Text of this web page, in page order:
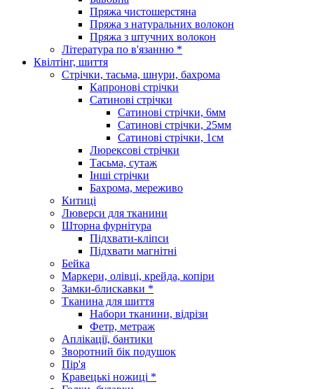
Пряжа чистошерстяна
Пряжа з натуральних волокон
Пряжа з штучних волокон
Література по в'язанню *
Квілтінг, шиття
Стрічки, тасьма, шнури, бахрома
Капронові стрічки
Сатинові стрічки
Сатинові стрічки, 6мм
Сатинові стрічки, 25мм
Сатинові стрічки, 1см
Люрексові стрічки
Тасьма, сутаж
Інші стрічки
Бахрома, мереживо
Китиці
Люверси для тканини
Шторна фурнітура
Підхвати-кліпси
Підхвати магнітні
Бейка
Маркери, олівці, крейда, копіри
Замки-блискавки *
Тканина для шиття
Набори тканини, відрізи
Фетр, метраж
Аплікації, бантики
Зворотний бік подушок
Пір'я
Кравецькі ножиці *